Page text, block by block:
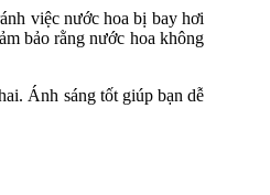
việc nước hoa bị bay hơi
bảo rằng nước hoa không
Ánh sáng tốt giúp bạn dễ